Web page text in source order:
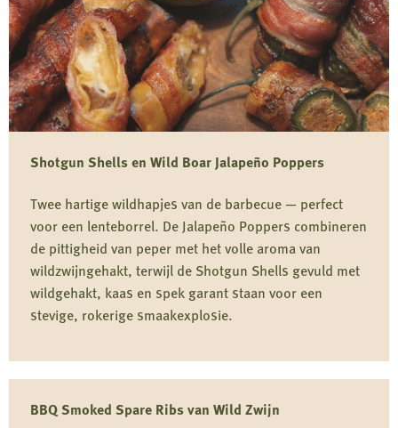
met
ballen
Shotgun Shells en Wild Boar Jalapeño Poppers
Twee hartige wildhapjes van de barbecue — perfect
voor een lenteborrel. De Jalapeño Poppers combineren
de pittigheid van peper met het volle aroma van
wildzwijngehakt, terwijl de Shotgun Shells gevuld met
wildgehakt, kaas en spek garant staan voor een
stevige, rokerige smaakexplosie.
BBQ Smoked Spare Ribs van Wild Zwijn